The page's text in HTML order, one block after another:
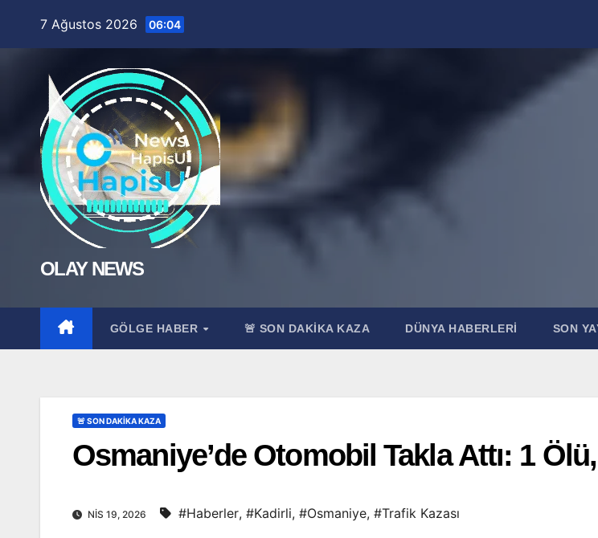
7 Ağustos 2026 06:04
OLAY NEWS
GÖLGE HABER 🚨 SON DAKİKA KAZA DÜNYA HABERLERI SON
🚨 SON DAKİKA KAZA
Osmaniye’de Otomobil Takla Attı: 1 Ölü,
NIS 19, 2026 #Haberler, #Kadirli, #Osmaniye, #Trafik Kazası